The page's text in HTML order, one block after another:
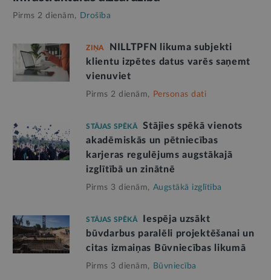
Pirms 2 dienām, Drošība
ZIŅA
NILLTPFN likuma subjekti
klientu izpētes datus varēs saņemt
vienuviet
Pirms 2 dienām, Personas dati
STĀJAS SPĒKĀ
Stājies spēkā vienots
akadēmiskās un pētniecības
karjeras regulējums augstākajā
izglītībā un zinātnē
Pirms 3 dienām, Augstākā izglītība
STĀJAS SPĒKĀ
Iespēja uzsākt
būvdarbus paralēli projektēšanai un
citas izmaiņas Būvniecības likumā
Pirms 3 dienām, Būvniecība